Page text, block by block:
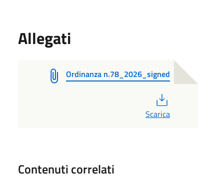
Allegati
Ordinanza n.78_2026_signed
Scarica
Contenuti correlati